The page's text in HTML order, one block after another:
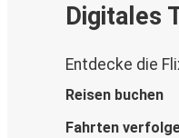
Digitales
Entdecke die
Reisen buchen
Fahrten